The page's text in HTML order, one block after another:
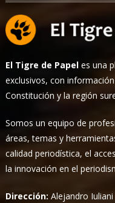
El Tigre de Papel es una
exclusivos, con
Constitución y la región
Somos un equipo de
áreas, temas y
calidad periodística, el
la innovación en el
Dirección:Alejandro Iuliani